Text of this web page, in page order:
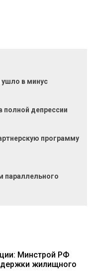
ушло в минус
полной депрессии
программу
параллельного
Минстрой РФ
жилищного